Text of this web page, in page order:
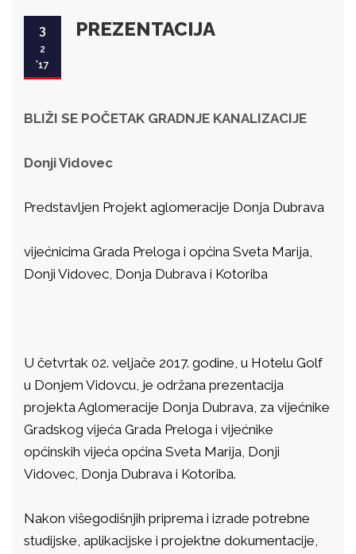
3
2
'17
PREZENTACIJA
BLIŽI SE POČETAK GRADNJE KANALIZACIJE
Donji Vidovec
Predstavljen Projekt aglomeracije Donja Dubrava
vijećnicima Grada Preloga i općina Sveta Marija,
Donji Vidovec, Donja Dubrava i Kotoriba
U četvrtak 02. veljače 2017. godine, u Hotelu Golf
u Donjem Vidovcu, je održana prezentacija
projekta Aglomeracije Donja Dubrava, za vijećnike
Gradskog vijeća Grada Preloga i vijećnike
općinskih vijeća općina Sveta Marija, Donji
Vidovec, Donja Dubrava i Kotoriba.
Nakon višegodišnjih priprema i izrade potrebne
studijske, aplikacijske i projektne dokumentacije,